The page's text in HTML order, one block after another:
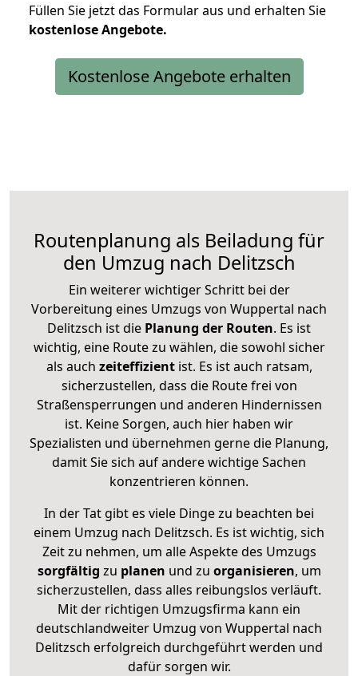
Füllen Sie jetzt das Formular aus und erhalten Sie
kostenloseAngebote.
Kostenlose Angebote erhalten
Routenplanung als Beiladung für
den Umzug nach Delitzsch
Ein weiterer wichtiger Schritt bei der
Vorbereitung eines Umzugs von Wuppertal nach
Delitzsch ist die Planung der Routen. Es ist
wichtig, eine Route zu wählen, die sowohl sicher
als auch zeiteffizientist. Es ist auch ratsam,
sicherzustellen, dass die Route frei von
Straßensperrungen und anderen Hindernissen
ist. Keine Sorgen, auch hier haben wir
Spezialisten und übernehmen gerne die Planung,
damit Sie sich auf andere wichtige Sachen
konzentrieren können.
In der Tat gibt es viele Dinge zu beachten bei
einem Umzug nach Delitzsch. Es ist wichtig, sich
Zeit zu nehmen, um alle Aspekte des Umzugs
sorgfältig zu planen und zu organisieren, um
sicherzustellen, dass alles reibungslos verläuft.
Mit der richtigen Umzugsfirma kann ein
deutschlandweiter Umzug von Wuppertal nach
Delitzsch erfolgreich durchgeführt werden und
dafür sorgen wir.